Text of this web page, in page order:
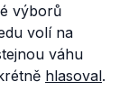
výborů
volí na
váhu
hlasoval.